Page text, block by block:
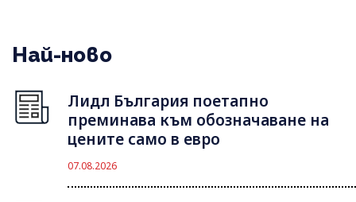
Най-ново
Лидл България поетапно
преминава към обозначаване на
цените само в евро
07.08.2026